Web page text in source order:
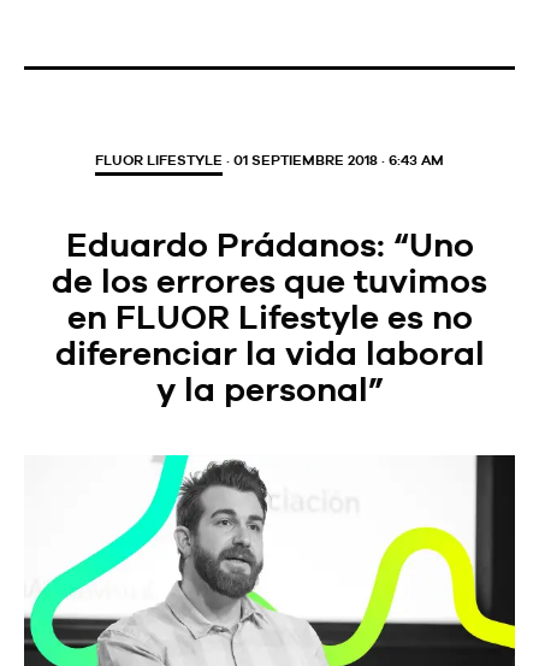
FLUOR LIFESTYLE · 01 SEPTIEMBRE 2018 · 6:43 AM
Eduardo Prádanos: “Uno
de los errores que tuvimos
en FLUOR Lifestyle es no
diferenciar la vida laboral
y la personal”